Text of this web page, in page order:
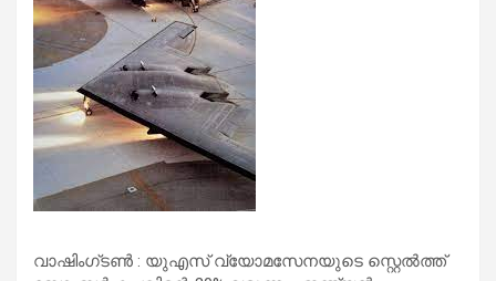
വാഷിംഗ്‌ടൺ : യുഎസ് വ്യോമസേനയുടെ സ്റ്റെൽത്ത്